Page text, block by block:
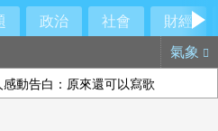
政治 社會
財經
氣象
動告白：原來還可以寫歌